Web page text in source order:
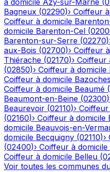
à domicile Azy-sur-Marne (
Bagneux (02290)› Coiffeur
Coiffeur à domicile
domicile Barenton-Cel (
Barenton-sur-Serre (02270)
aux-Bois (02700)› Coiffeur
Thiérache (02170)› Coiffeur
(02850)› Coiffeur à domicile
Coiffeur à domicile
Coiffeur à domicile Beaumé (
Beaumont-en-Beine (02300)
Beaurevoir (02110)›
(02160)› Coiffeur à domicile
domicile Beauvois-en-
domicile Becquigny (02110)›
(02400)› Coiffeur à domicile
Coiffeur à domicile Belleu (
Voir toutes les communes